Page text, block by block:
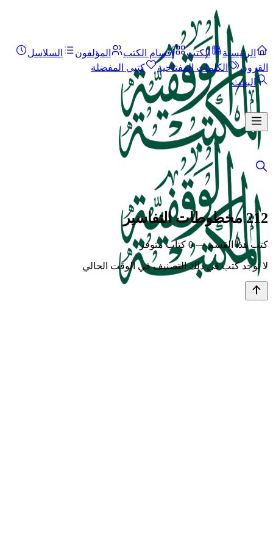
الرئيسية الكتب أقسام الكتب المؤلفون
السلاسل
القرون
الكلمات المفتاحية
كتبي المفضلة
البحث
212 مخطوطات التفاسير
كتب هذا القسم — 0 كتاب متوفر
لا توجد كتب في ذلك التصنيف في الوقت الحالي